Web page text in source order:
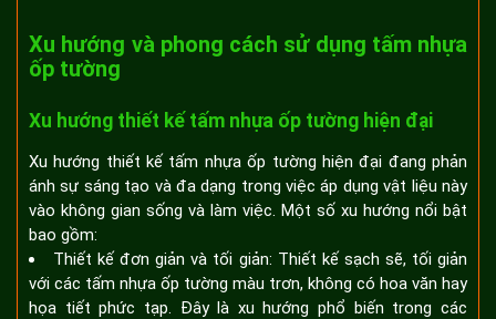
Xu hướng và phong cách sử dụng tấm nhựa
ốp tường
Xu hướng thiết kế tấm nhựa ốp tường hiện đại
Xu hướng thiết kế tấm nhựa ốp tường hiện đại đang phản
ánh sự sáng tạo và đa dạng trong việc áp dụng vật liệu này
vào không gian sống và làm việc. Một số xu hướng nổi bật
bao gồm:
Thiết kế đơn giản và tối giản: Thiết kế sạch sẽ, tối giản
với các tấm nhựa ốp tường màu trơn, không có hoa văn hay
họa tiết phức tạp. Đây là xu hướng phổ biến trong các